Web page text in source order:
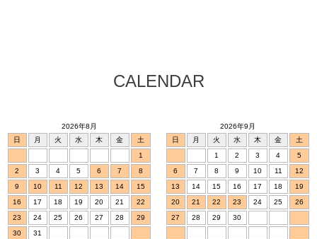
CALENDAR
2026年8月
日
月 火 水 木 金
土
1
2
3 4 5 6 7
8
9
10 11 12 13 14
15
16
17 18 19 20 21
22
23
24 25 26 27 28
29
30
31
2026年9月
日
月 火 水 木 金
土
1
2 3 4
5
6
7 8 9 10 11
12
13
14 15 16 17 18
19
20
21 22 23 24 25
26
27
28 29 30